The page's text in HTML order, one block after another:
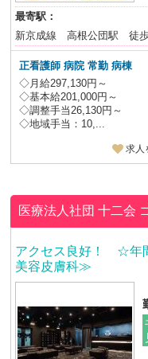
最寄駅：
新京成線 高根公団駅 徒
正看護師 病院 常勤 病棟
◇月給297,130円～
◇基本給201,000円～
◇調整手当26,130円～
◇地域手当：10,...
求人
医療法人社団 十二会
アクセス良好！ ☆年
美容皮膚科≫